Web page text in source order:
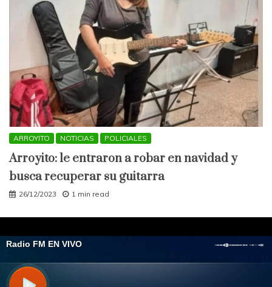
ARROYITO NOTICIAS POLICIALES
Arroyito: le entraron a robar en navidad y
busca recuperar su guitarra
26/12/2023 1 min read
All Rights Reserved 2021.
Proudly powered by WordPress|Theme: Engage